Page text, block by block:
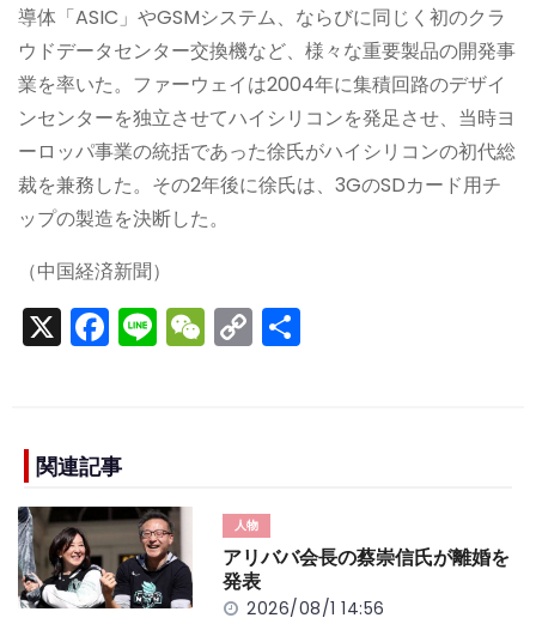
導体「ASIC」やGSMシステム、ならびに同じく初のクラ
ウドデータセンター交換機など、様々な重要製品の開発事
業を率いた。ファーウェイは2004年に集積回路のデザイ
ンセンターを独立させてハイシリコンを発足させ、当時ヨ
ーロッパ事業の統括であった徐氏がハイシリコンの初代総
裁を兼務した。その2年後に徐氏は、3GのSDカード用チ
ップの製造を決断した。
（中国経済新聞）
X F
e
b
o
o
k
Li W C
n
k
関連記事
人物
アリババ会長の蔡崇信氏が離婚を
発表
2026/08/1 14:56